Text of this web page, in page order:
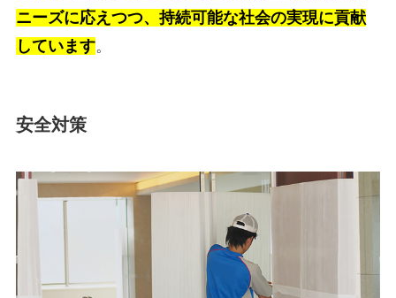
ニーズに応えつつ、持続可能な社会の実現に貢献
しています。
安全対策